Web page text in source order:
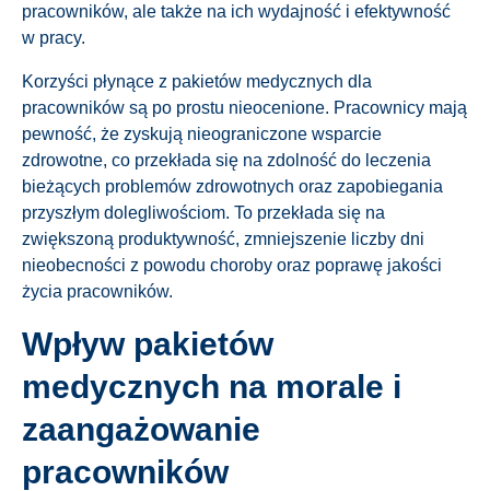
pracowników, ale także na ich wydajność i efektywność
w pracy.
Korzyści płynące z pakietów medycznych dla
pracowników są po prostu nieocenione. Pracownicy mają
pewność, że zyskują nieograniczone wsparcie
zdrowotne, co przekłada się na zdolność do leczenia
bieżących problemów zdrowotnych oraz zapobiegania
przyszłym dolegliwościom. To przekłada się na
zwiększoną produktywność, zmniejszenie liczby dni
nieobecności z powodu choroby oraz poprawę jakości
życia pracowników.
Wpływ pakietów
medycznych na morale i
zaangażowanie
pracowników